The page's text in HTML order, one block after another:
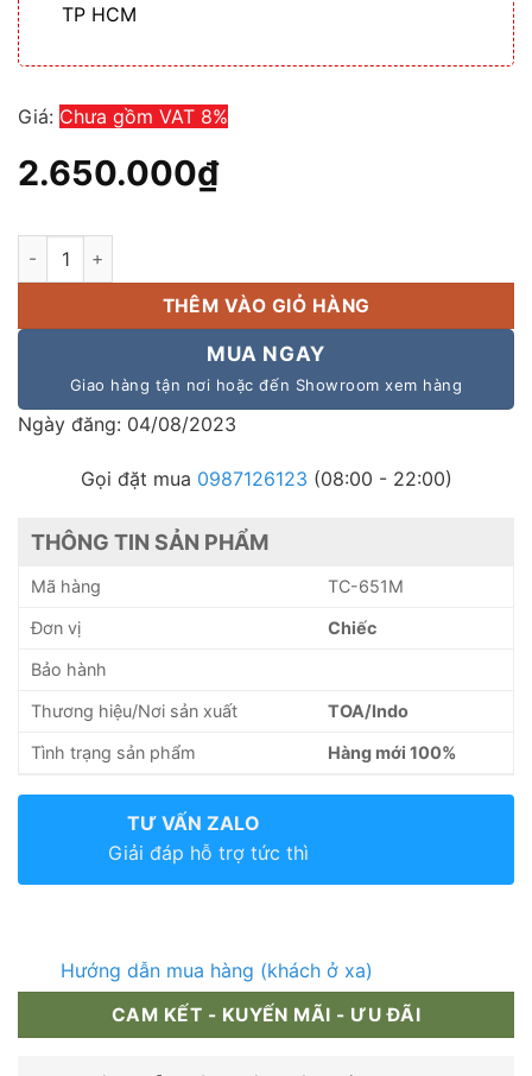
TP HCM
Giá: Chưa gồm VAT 8%
2.650.000₫
Chính hãng Loa phóng thanh Toa TC 651M - Indonesia công
THÊM VÀO GIỎ HÀNG
MUA NGAY
Giao hàng tận nơi hoặc đến Showroom xem hàng
Ngày đăng: 04/08/2023
Gọi đặt mua 0987126123 (08:00 - 22:00)
THÔNG TIN SẢN PHẨM
Mã hàng TC-651M
Đơn vị Chiếc
Bảo hành
Thương hiệu/Nơi sản xuất TOA/Indo
Tình trạng sản phẩm Hàng mới 100%
TƯ VẤN ZALO
Giải đáp hỗ trợ tức thì
Hướng dẫn mua hàng (khách ở xa)
CAM KẾT - KUYẾN MÃI - ƯU ĐÃI